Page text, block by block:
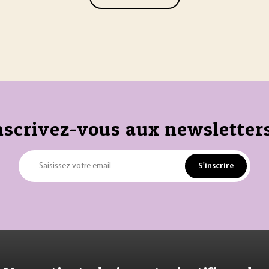
vous aux
Saisissez votre email S'inscrire